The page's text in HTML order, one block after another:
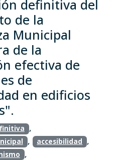
definitiva del
de la
Municipal
de la
efectiva de
de
en edificios
,
, accesibilidad ,
,